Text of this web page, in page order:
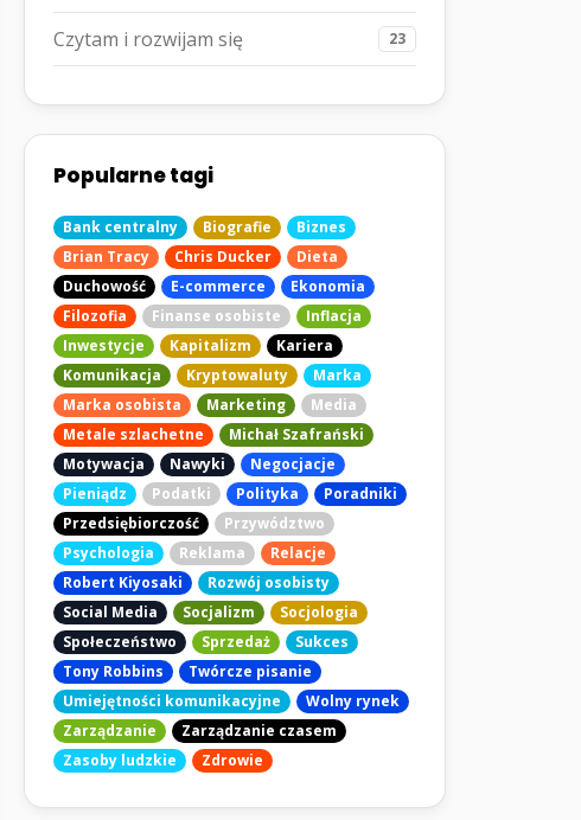
Czytam i rozwijam się 23
Popularne tagi
Bank centralny Biografie
Biznes
Brian Tracy
Chris Ducker
Dieta
Duchowość
E-commerce
Ekonomia
Filozofia
Finanse osobiste
Inflacja
Inwestycje
Kapitalizm
Kariera
Komunikacja
Kryptowaluty
Marka
Marka osobista
Marketing
Media
Metale szlachetne
Michał Szafrański
Motywacja
Nawyki
Negocjacje
Pieniądz
Podatki Polityka
Poradniki
Przedsiębiorczość
Przywództwo
Psychologia
Reklama
Relacje
Robert Kiyosaki
Rozwój osobisty
Social Media
Socjalizm
Socjologia
Społeczeństwo
Sprzedaż
Sukces
Tony Robbins
Twórcze pisanie
Umiejętności komunikacyjne
Wolny rynek
Zarządzanie
Zarządzanie czasem
Zasoby ludzkie
Zdrowie